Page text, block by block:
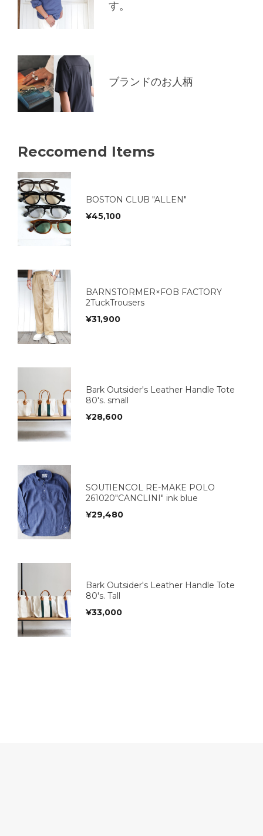
す。
ブランドのお人柄
Reccomend Items
BOSTON CLUB "ALLEN"
¥45,100
BARNSTORMER×FOB FACTORY
2TuckTrousers
¥31,900
Bark Outsider's Leather Handle Tote
80's. small
¥28,600
SOUTIENCOL RE-MAKE POLO
261020"CANCLINI" ink blue
¥29,480
Bark Outsider's Leather Handle Tote
80's. Tall
¥33,000